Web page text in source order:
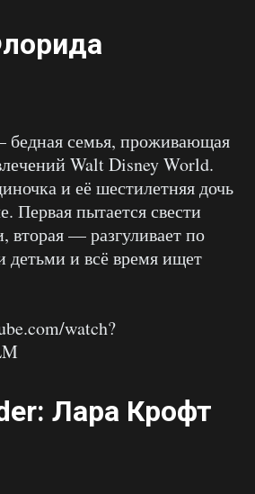
бедная семья, проживающая
Walt Disney World.
и её шестилетняя дочь
Первая пытается свести
вторая — разгуливает по
детьми и всё время ищет
watch?
Лара Крофт